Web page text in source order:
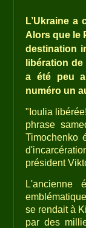
L’Ukraine
Alors que le
destination
libération
a été peu
numéro un
"Ioulia
phrase
Timochenko
président
L'ancienne
se rendait à
par des